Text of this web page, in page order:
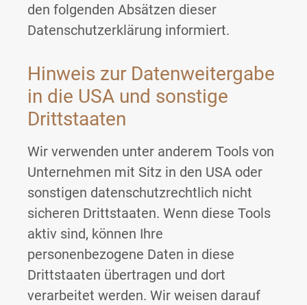
den folgenden Absätzen dieser
Datenschutzerklärung informiert.
Hinweis zur Datenweitergabe
in die USA und sonstige
Drittstaaten
Wir verwenden unter anderem Tools von
Unternehmen mit Sitz in den USA oder
sonstigen datenschutzrechtlich nicht
sicheren Drittstaaten. Wenn diese Tools
aktiv sind, können Ihre
personenbezogene Daten in diese
Drittstaaten übertragen und dort
verarbeitet werden. Wir weisen darauf